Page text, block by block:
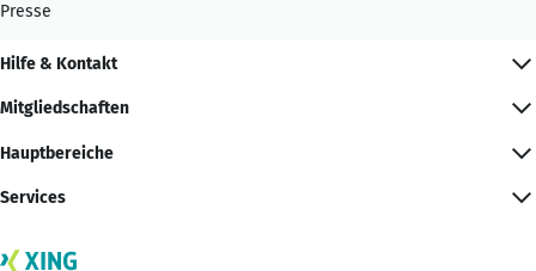
Presse
Hilfe & Kontakt
Mitgliedschaften
Hauptbereiche
Services